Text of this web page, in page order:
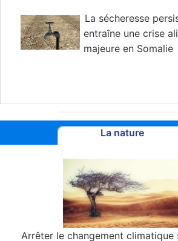
La sécheresse
entraîne une crise
majeure en Somalie
La nature
Arrêter le changement climatique